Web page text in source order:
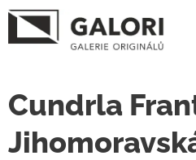
Cundrla